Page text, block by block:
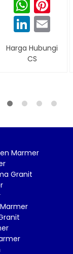
Harga Hubungi
CS
Marmer
Granit